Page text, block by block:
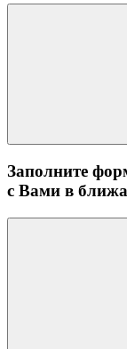
Заполните
с Вами в